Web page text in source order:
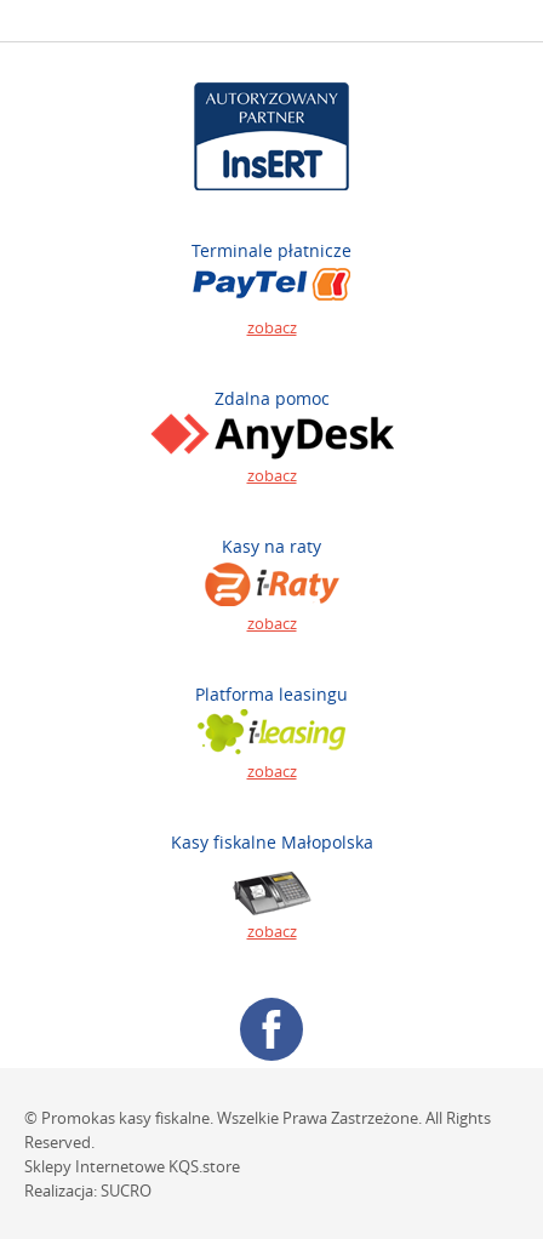
Terminale płatnicze
zobacz
Zdalna pomoc
zobacz
Kasy na raty
zobacz
Platforma leasingu
zobacz
Kasy fiskalne Małopolska
zobacz
© Promokas kasy fiskalne. Wszelkie Prawa Zastrzeżone. All Rights
Reserved.
Sklepy Internetowe KQS.store
Realizacja:SUCRO